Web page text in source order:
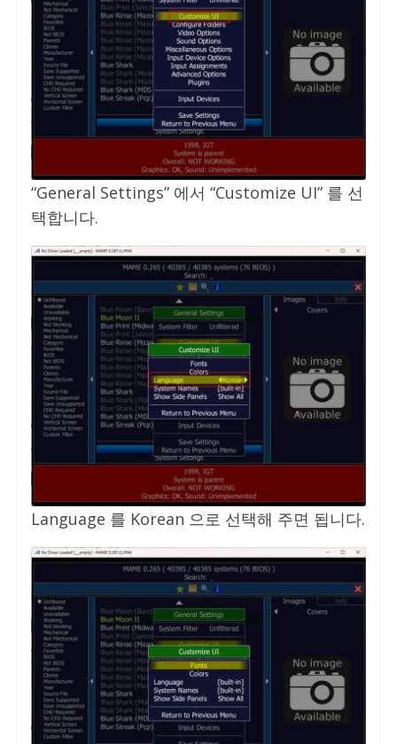
“General Settings” 에서 “Customize UI” 를 선
택합니다.
Language 를 Korean 으로 선택해 주면 됩니다.